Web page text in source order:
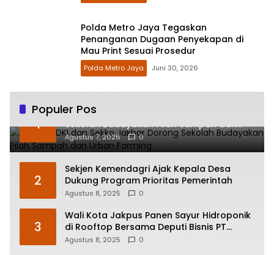
Polda Metro Jaya Tegaskan
Penanganan Dugaan Penyekapan di
Mau Print Sesuai Prosedur
Polda Metro Jaya Juni 30, 2026
Populer Pos
1
Kadisdik DKI dan Sekko Jakbar Dorong
Sekolah Budayakan Pilah Sampah dan
Urban Farming
Agustus 7, 2026 0
2
Sekjen Kemendagri Ajak Kepala Desa
Dukung Program Prioritas Pemerintah
Agustus 8, 2025 0
3
Wali Kota Jakpus Panen Sayur Hidroponik
di Rooftop Bersama Deputi Bisnis PT
Pegadaian
Agustus 8, 2025 0